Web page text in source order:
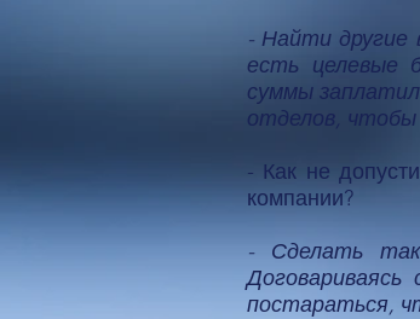
- Найти другие
есть целевые
суммы
отделов,
- Как не
компании?
- Сделать
постараться,